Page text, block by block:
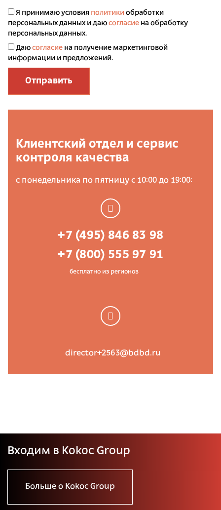
Я принимаю условия политики обработки
персональных данных и даю согласие на обработку
персональных данных.
Даю согласие на получение маркетинговой
информации и предложений.
Отправить
Клиентский отдел и сервис
контроля качества
с понедельника по пятницу с 10:00 до 19:00:
+7 (495) 846 83 98
+7 (800) 555 97 91
бесплатно из регионов
director+2563@bdbd.ru
Входим в Kokoc Group
Больше о Kokoc Group